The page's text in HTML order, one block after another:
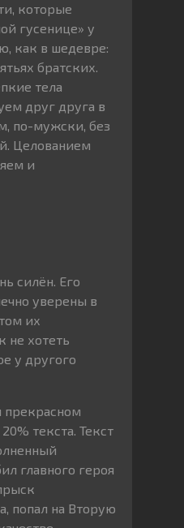
которые
гусенице» у
как в шедевре:
братских.
тела
друг друга в
по-мужски, без
Целованием
и
силён. Его
уверены в
их
не хотеть
у другого
прекрасном
текста. Текст
главного героя
попал на Вторую